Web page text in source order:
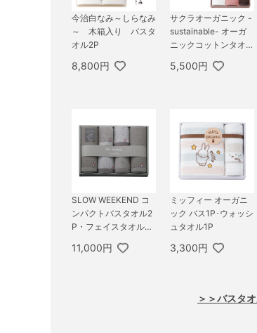
今治白なみ～しらなみ
～ 木箱入り バスタ
オル2P
8,800円
サクラオーガニック -
sustainable- オーガ
ニックコットンタオル
5,500円
SLOW WEEKEND コ
ンパクトバスタオル2
P・フェイスタオル2
11,000円
ミッフィー オーガニ
ック バス1P･ウォッシ
ュタオル1P
3,300円
＞＞バスタ